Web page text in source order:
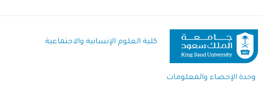
المحتوى
الرئيسي
كلية العلوم اﻹنسانية واﻻجتماعية
وحدة الإحصاء والمعلومات